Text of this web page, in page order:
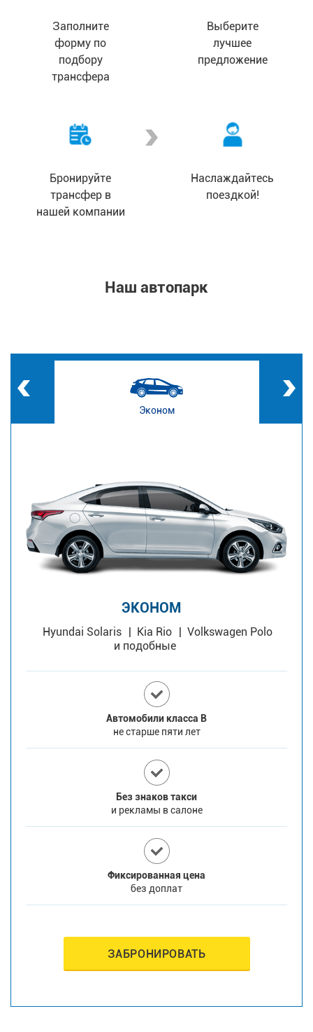
Заполните
форму по
подбору
трансфера
Выберите
лучшее
предложение
Бронируйте
трансфер в
нашей компании
Наслаждайтесь
поездкой!
Наш автопарк
Эконом
ЭКОНОМ
Hyundai Solaris Kia Rio
Volkswagen Polo
и подобные
Автомобили класса В
не старше пяти лет
Без знаков такси
и рекламы в салоне
Фиксированная цена
без доплат
ЗАБРОНИРОВАТЬ